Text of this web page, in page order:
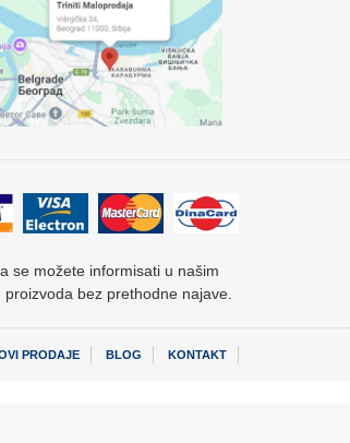
se možete informisati u našim
bez prethodne najave.
PRODAJE BLOG KONTAKT